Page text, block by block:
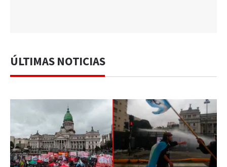
ÚLTIMAS NOTICIAS